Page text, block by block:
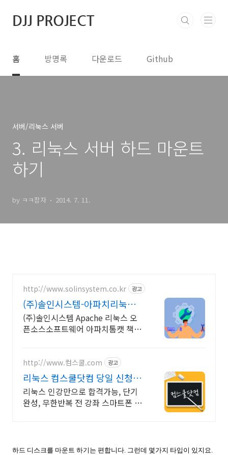
DJJ PROJECT
홈 방명록 다운로드 Github
서버/리눅스 서버
3. 리눅스 서버 하드 마운트
하기
by ㅋㅋ잠자 2014. 7. 11.
http://www.solinsystem.co.kr 광고
(주)솔인시스템-아파치리눅스
20년이상 기술지원 노하우
(주)솔인시스템 Apache 리눅스 오
픈소스소프트웨어 아파치톰캣 책임
http://www.컴스쿨.com 광고
리눅스 컴스쿨닷컴 당일 신청&
결제시 기프티콘!
리눅스 인강만으로 합격가능, 단기
완성, 무한반복 전 강좌 스마트폰 학
하드 디스크를 마운트 하기는 편합니다. 그런데 몇가지 타입이 있지요.